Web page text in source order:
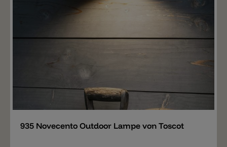
935 Novecento Outdoor Lampe von Toscot